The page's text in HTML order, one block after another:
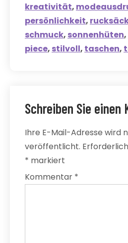
kreativität,
persönlichkeit,
schmuck, sonnenhüten,
piece, stilvoll, taschen,
Schreiben Sie einen
Ihre E-Mail-Adresse wird
veröffentlicht.
* markiert
Kommentar *